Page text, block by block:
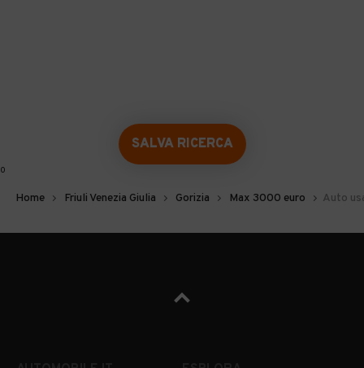
SALVA RICERCA
0
Home Friuli Venezia Giulia Gorizia Max 3000 euro Auto